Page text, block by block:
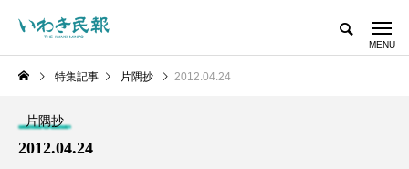
特集記事 片隅抄 2012.04.24
片隅抄
2012.04.24